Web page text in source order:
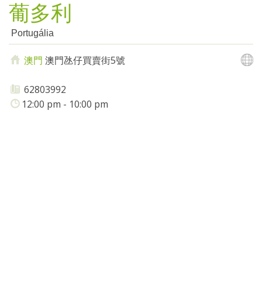
葡多利
Portugália
澳門 澳門氹仔買賣街5號
62803992
12:00 pm - 10:00 pm